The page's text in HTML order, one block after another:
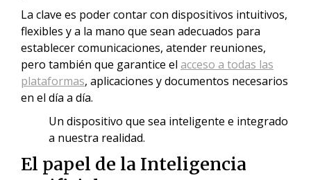
La clave es poder contar con dispositivos intuitivos,
flexibles y a la mano que sean adecuados para
establecer comunicaciones, atender reuniones,
pero también que garantice el acceso a todas las
plataformas, aplicaciones y documentos necesarios
en el día a día.
Un dispositivo que sea inteligente e integrado
a nuestra realidad.
El papel de la Inteligencia